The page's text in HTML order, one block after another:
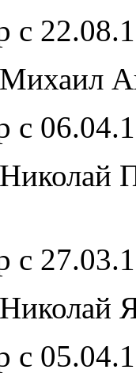
с
Михаил
с
Николай
с
Николай
с